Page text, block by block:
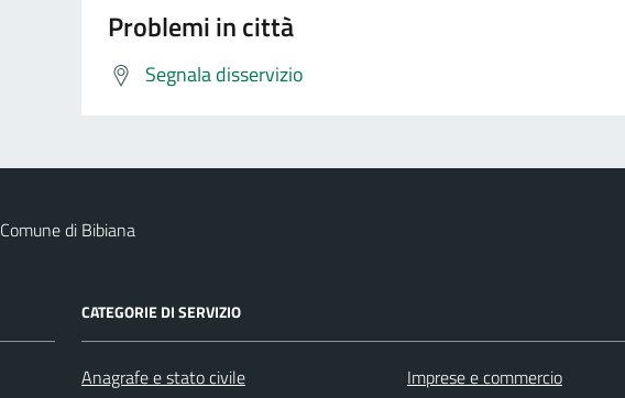
Problemi in città
Segnala disservizio
Comune di Bibiana
CATEGORIE DI SERVIZIO
Anagrafe e stato civile
Imprese e commercio